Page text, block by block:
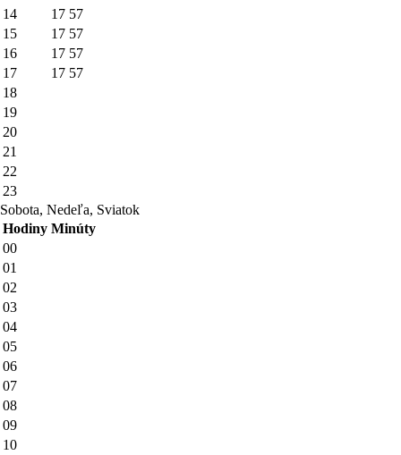
14
17 57
15
17 57
16
17 57
17
17 57
18
19
20
21
22
23
Sobota, Nedeľa, Sviatok
Hodiny Minúty
00
01
02
03
04
05
06
07
08
09
10